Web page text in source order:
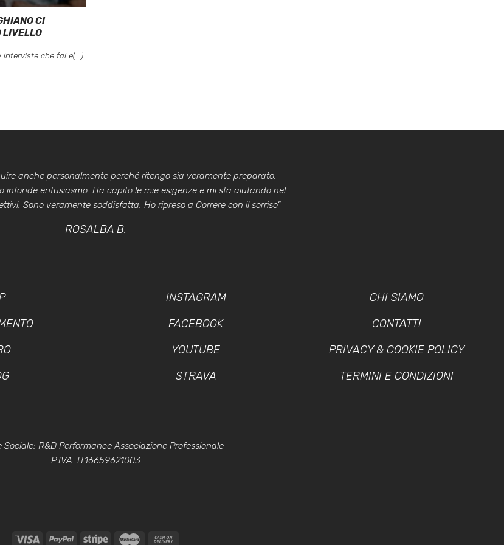
CI
LIVELLO
che fai e(...)
anche personalmente perché ritengo sia veramente preparato,
infonde entusiasmo. Ha capito le mie esigenze e mi sta aiutando nel
Sono veramente soddisfatta. Ho ripreso a Correre con il sorriso”
ROSALBA B.
INSTAGRAM
FACEBOOK
YOUTUBE
STRAVA
CHI SIAMO
CONTATTI
PRIVACY & COOKIE POLICY
TERMINI E CONDIZIONI
Sociale: R&D Performance Associazione Professionale
P.IVA: IT16659621003